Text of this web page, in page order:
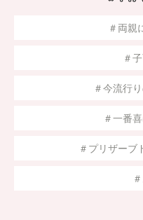
＃両親
＃
＃今流行
＃一番
＃プリザーブ